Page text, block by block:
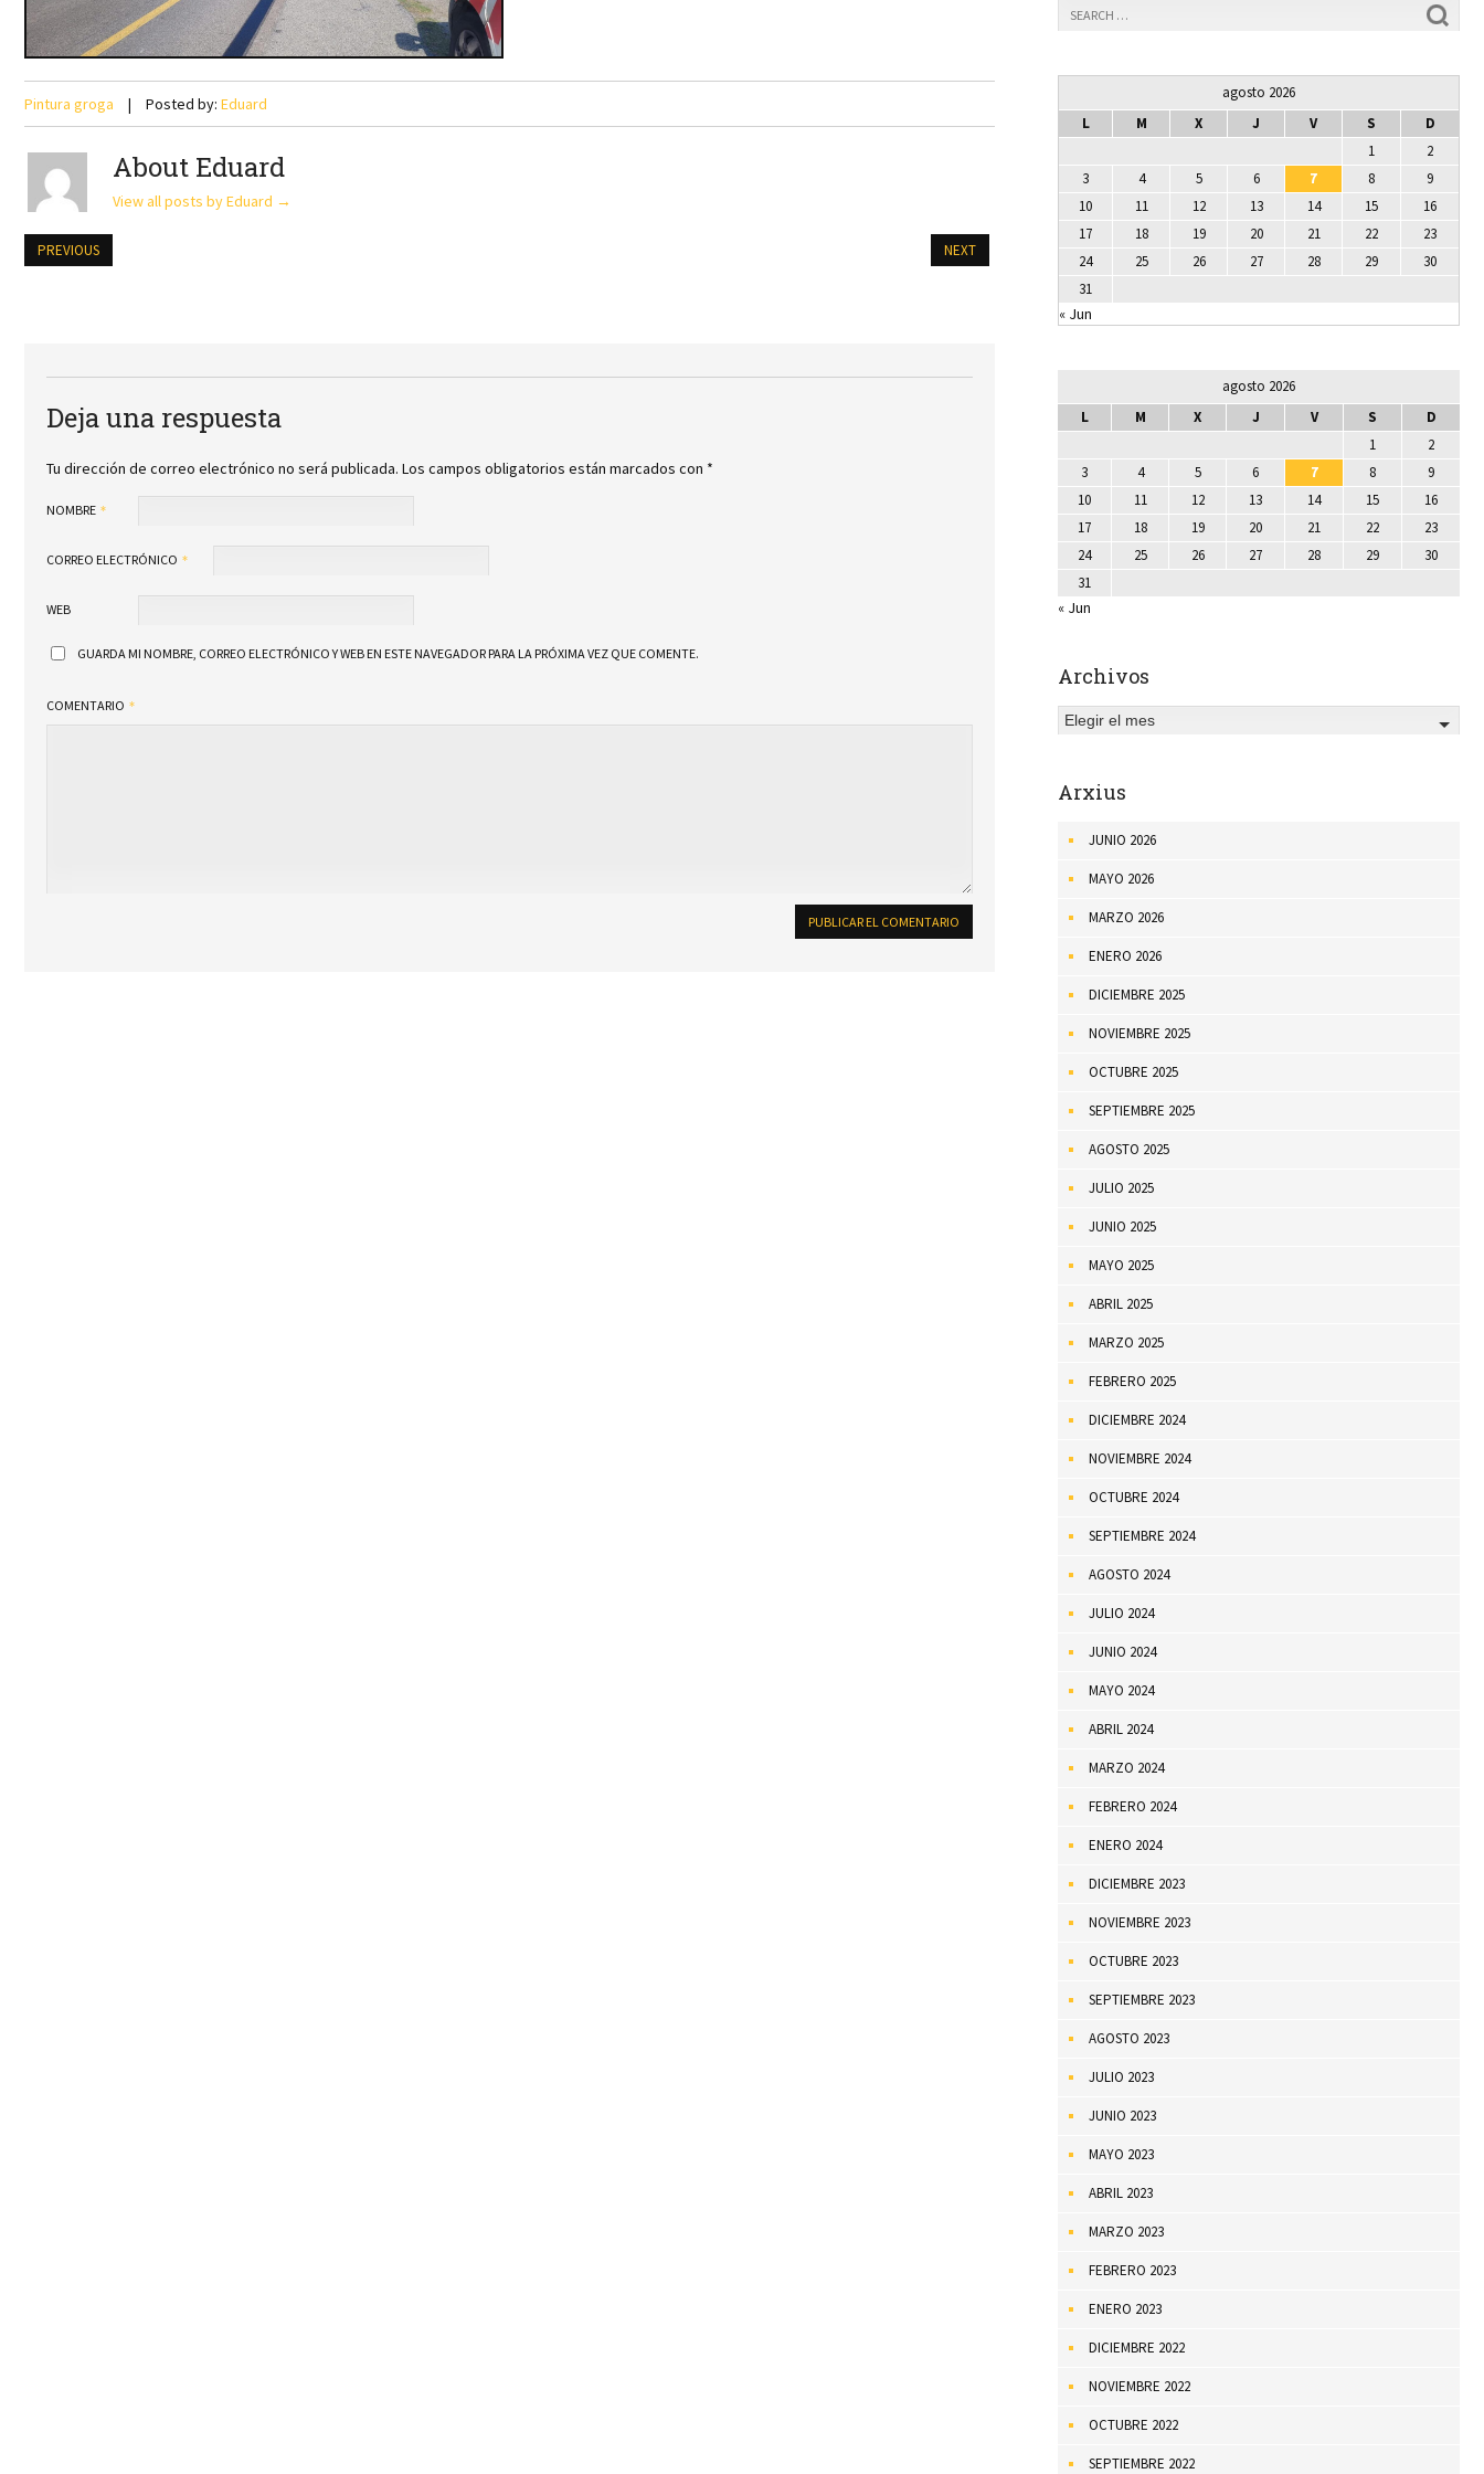
Pintura groga Posted by: Eduard
About Eduard
View all posts by Eduard →
PREVIOUS NEXT
Deja una respuesta
Tu dirección de correo electrónico no será publicada. Los campos obligatorios están marcados con *
NOMBRE
CORREO ELECTRÓNICO
WEB
GUARDA MI NOMBRE, CORREO ELECTRÓNICO Y WEB EN ESTE NAVEGADOR PARA LA PRÓXIMA VEZ QUE COMENTE.
COMENTARIO
agosto 2026
L
M X J V S
D
1
2
3
4 5 6 7 8
9
10
11 12 13 14 15
16
17
18 19 20 21 22
23
24
25 26 27 28 29
30
31
« Jun
agosto 2026
L
M X J V S
D
1
2
3
4 5 6 7 8
9
10
11 12 13 14 15
16
17
18 19 20 21 22
23
24
25 26 27 28 29
30
31
« Jun
Archivos
Elegir el mes
Arxius
JUNIO 2026
MAYO 2026
MARZO 2026
ENERO 2026
DICIEMBRE 2025
NOVIEMBRE 2025
OCTUBRE 2025
SEPTIEMBRE 2025
AGOSTO 2025
JULIO 2025
JUNIO 2025
MAYO 2025
ABRIL 2025
MARZO 2025
FEBRERO 2025
DICIEMBRE 2024
NOVIEMBRE 2024
OCTUBRE 2024
SEPTIEMBRE 2024
AGOSTO 2024
JULIO 2024
JUNIO 2024
MAYO 2024
ABRIL 2024
MARZO 2024
FEBRERO 2024
ENERO 2024
DICIEMBRE 2023
NOVIEMBRE 2023
OCTUBRE 2023
SEPTIEMBRE 2023
AGOSTO 2023
JULIO 2023
JUNIO 2023
MAYO 2023
ABRIL 2023
MARZO 2023
FEBRERO 2023
ENERO 2023
DICIEMBRE 2022
NOVIEMBRE 2022
OCTUBRE 2022
SEPTIEMBRE 2022